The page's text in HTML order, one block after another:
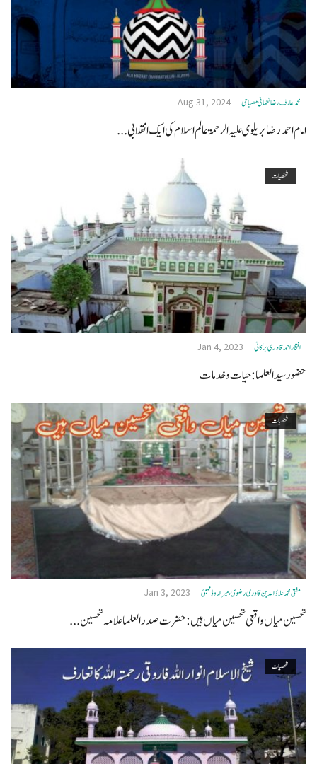
محمد عار ف رضا نعمانی مصباحی Aug 31, 2024
امام احمد رضا بریلوی علیہ الرحمۃ عالم اسلام کی ایک انقلابی...
شخصیات
افتخاراحمدقادری برکاتی Jan 4, 2023
حضور سید العلما: حیات وخدمات
شخصیات
مفتی محمد علاؤ الدین قادری رضوی ، میرا روڈ ممبئی Jan 3, 2023
تحسین میاں واقعی تحسین میاں ہیں:حضرت صدرالعلما علامہ تحسین...
شخصیات